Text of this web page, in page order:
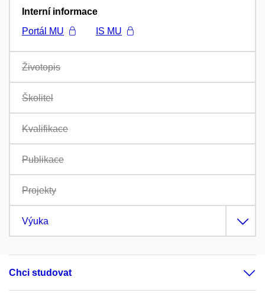
Interní informace
Portál MU
IS MU
Životopis
Školitel
Kvalifikace
Publikace
Projekty
Výuka
Chci studovat